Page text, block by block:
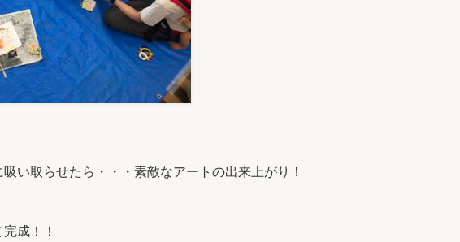
い取らせたら・・・素敵なアートの出来上がり！
成！！